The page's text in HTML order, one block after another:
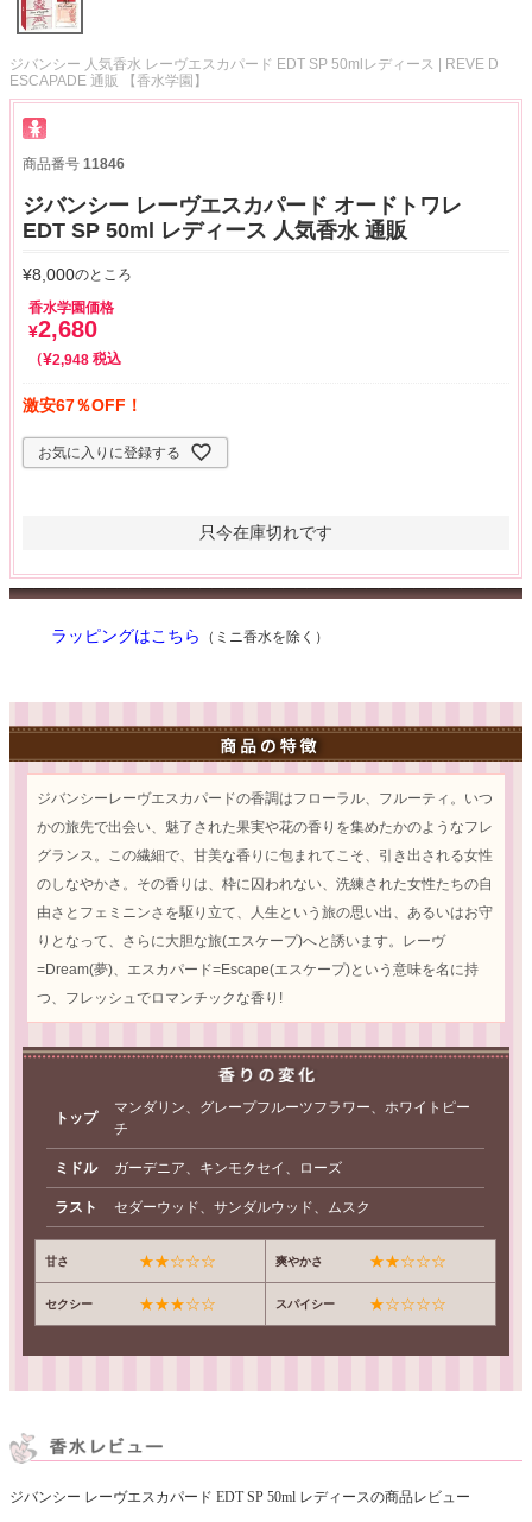
ジバンシー 人気香水 レーヴエスカパード EDT SP 50mlレディース | REVE D
ESCAPADE 通販 【香水学園】
商品番号 11846
ジバンシー レーヴエスカパード オードトワレ
EDT SP 50ml レディース 人気香水 通販
¥8,000のところ
香水学園価格
¥2,680
¥2,948 税込
激安67％OFF！
お気に入りに登録する
只今在庫切れです
ラッピングはこちら （ミニ香水を除く）
ジバンシーレーヴエスカパードの香調はフローラル、フルーティ。いつ
かの旅先で出会い、魅了された果実や花の香りを集めたかのようなフレ
グランス。この繊細で、甘美な香りに包まれてこそ、引き出される女性
のしなやかさ。その香りは、枠に囚われない、洗練された女性たちの自
由さとフェミニンさを駆り立て、人生という旅の思い出、あるいはお守
りとなって、さらに大胆な旅(エスケープ)へと誘います。レーヴ
=Dream(夢)、エスカパード=Escape(エスケープ)という意味を名に持
つ、フレッシュでロマンチックな香り!
トップ
マンダリン、グレープフルーツフラワー、ホワイトピー
チ
ミドル ガーデニア、キンモクセイ、ローズ
ラスト セダーウッド、サンダルウッド、ムスク
甘さ ★★☆☆☆ 爽やかさ ★★☆☆☆
セクシー ★★★☆☆ スパイシー ★☆☆☆☆
ジバンシー レーヴエスカパード EDT SP 50ml レディースの商品レビュー